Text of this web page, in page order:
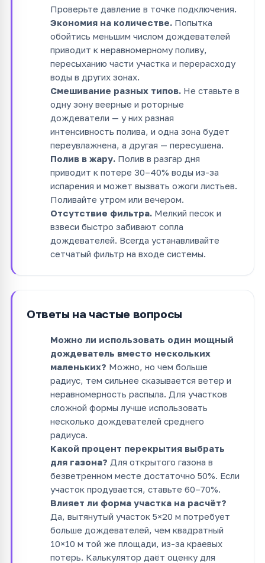
Проверьте давление в точке подключения.
Экономия на количестве. Попытка
обойтись меньшим числом дождевателей
приводит к неравномерному поливу,
пересыханию части участка и перерасходу
воды в других зонах.
Смешивание разных типов. Не ставьте в
одну зону веерные и роторные
дождеватели — у них разная
интенсивность полива, и одна зона будет
переувлажнена, а другая — пересушена.
Полив в жару. Полив в разгар дня
приводит к потере 30–40% воды из-за
испарения и может вызвать ожоги листьев.
Поливайте утром или вечером.
Отсутствие фильтра. Мелкий песок и
взвеси быстро забивают сопла
дождевателей. Всегда устанавливайте
сетчатый фильтр на входе системы.
Ответы на частые вопросы
Можно ли использовать один мощный
дождеватель вместо нескольких
маленьких? Можно, но чем больше
радиус, тем сильнее сказывается ветер и
неравномерность распыла. Для участков
сложной формы лучше использовать
несколько дождевателей среднего
радиуса.
Какой процент перекрытия выбрать
для газона? Для открытого газона в
безветренном месте достаточно 50%. Если
участок продувается, ставьте 60–70%.
Влияет ли форма участка на расчёт?
Да, вытянутый участок 5×20 м потребует
больше дождевателей, чем квадратный
10×10 м той же площади, из-за краевых
потерь. Калькулятор даёт оценку для